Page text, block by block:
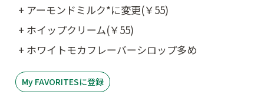
+ アーモンドミルク*に変更(￥55)
+ ホイップクリーム(￥55)
+ ホワイトモカフレーバーシロップ多め
My FAVORITESに登録